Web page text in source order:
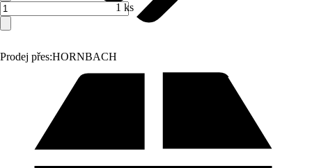
Prodej přes:HORNBACH
1 ks